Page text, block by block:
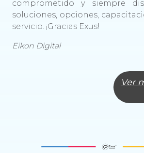
comprometido y siempre
soluciones, opciones,
servicio. ¡Gracias Exus!
Eikon Digital
Ver